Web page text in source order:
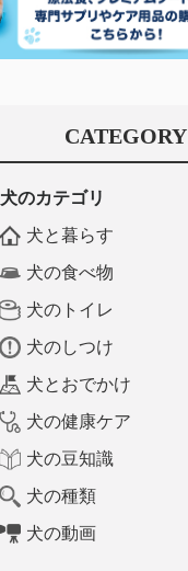
CATEGORY
犬のカテゴリ
犬と暮らす
犬の食べ物
犬のトイレ
犬のしつけ
犬とおでかけ
犬の健康ケア
犬の豆知識
犬の種類
犬の動画